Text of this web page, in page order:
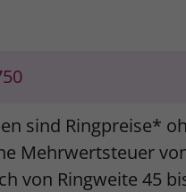
sind Ringpreise*
Mehrwertsteuer
von Ringweite 45